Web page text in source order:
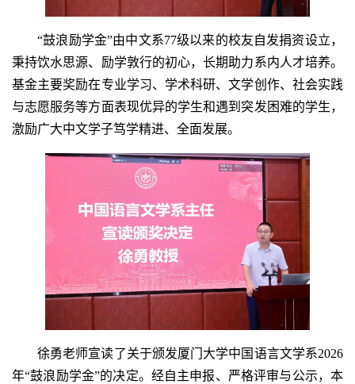
“鼓浪励学金”由中文系77级以来的校友自发捐资设立，
秉持饮水思源、励学敦行的初心，长期助力系内人才培养。
基金主要奖励在专业学习、学术科研、文学创作、社会实践
与志愿服务等方面表现优异的学生和遇到突发困难的学生，
激励广大中文学子笃学精进、全面发展。
徐勇老师宣读了关于颁发厦门大学中国语言文学系2026
年“鼓浪励学金”的决定。经自主申报、严格评审与公示，本